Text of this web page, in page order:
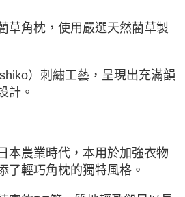
草角枕，使用嚴選天然藺草製
）刺繡工藝，呈現出充滿韻
計。
本農業時代，本用於加強衣物
了輕巧角枕的獨特風格。